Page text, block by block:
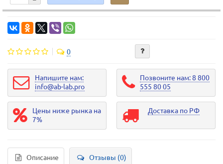
0
Напишите нам:
info@ab-lab.pro
Позвоните нам: 8 800
555 80 05
Цены ниже рынка на
7%
Доставка по РФ
Описание Отзывы (0)